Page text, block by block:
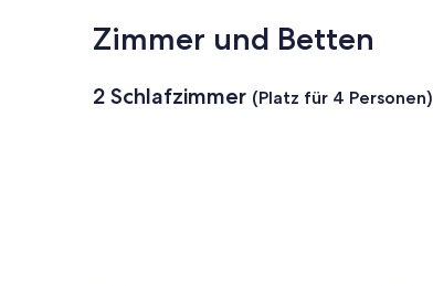
Zimmer und Betten
2 Schlafzimmer (Platz für 4 Personen)